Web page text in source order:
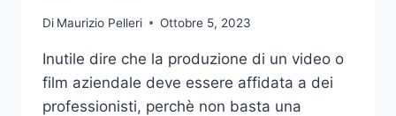
Di Maurizio Pelleri Ottobre 5, 2023
Inutile dire che la produzione di un video o
film aziendale deve essere affidata a dei
professionisti, perchè non basta una